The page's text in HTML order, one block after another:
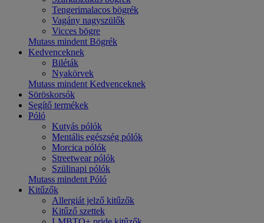
Tengerimalacos bögrék
Vagány nagyszülők
Vicces bögre
Mutass mindent Bögrék
Kedvenceknek
Biléták
Nyakörvek
Mutass mindent Kedvenceknek
Söröskorsók
Segítő termékek
Póló
Kutyás pólók
Mentális egészség pólók
Morcica pólók
Streetwear pólók
Szülinapi pólók
Mutass mindent Póló
Kitűzők
Allergiát jelző kitűzők
Kitűző szettek